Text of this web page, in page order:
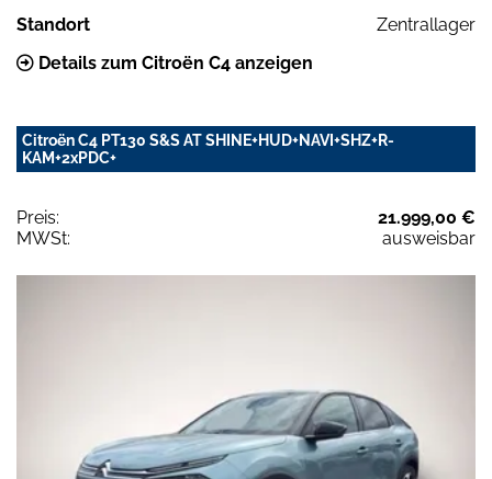
Standort
Zentrallager
Details zum Citroën C4 anzeigen
Citroën C4 PT130 S&S AT SHINE+HUD+NAVI+SHZ+R-
KAM+2xPDC+
Preis:
21.999,00 €
MWSt:
ausweisbar